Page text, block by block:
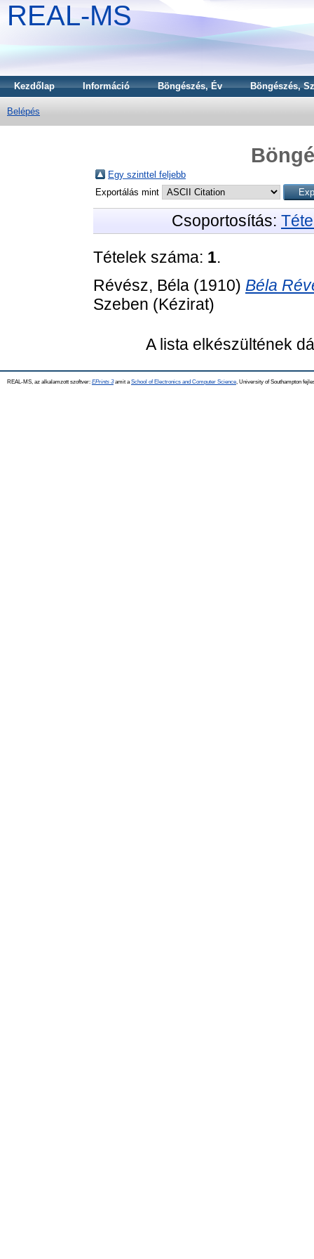
REAL-MS
Kezdőlap Információ Böngészés, Év Böngészés,
Belépés
Egy szinttel feljebb
Exportálás mint
Csoportosítás:
Tételek száma: 1.
Révész, Béla (1910) Béla
Szeben (Kézirat)
A lista elkészültének
REAL-MS, az alkalamzott szoftver: EPrints 3amit a School of Electronics and Computer Science , University of Southampton